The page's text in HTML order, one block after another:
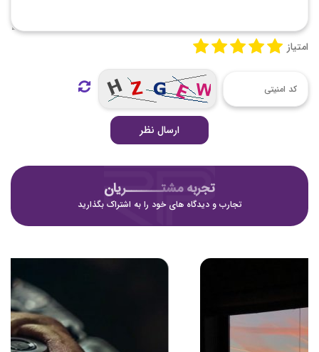
امتیاز
ارسال نظر
تجربه مشتـــــــریان
تجارب و دیدگاه های خود را به اشتراک بگذارید